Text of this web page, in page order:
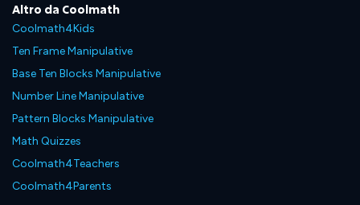
Altro da Coolmath
Coolmath4Kids
Ten Frame Manipulative
Base Ten Blocks Manipulative
Number Line Manipulative
Pattern Blocks Manipulative
Math Quizzes
Coolmath4Teachers
Coolmath4Parents